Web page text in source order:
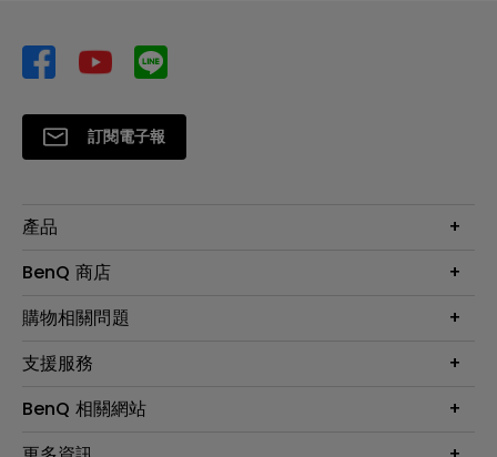
訂閱電子報
產品
大型液晶
投影機
智慧照明
專業拍物視訊鏡頭
BenQ 商店
最新產品與活動
尋找銷售據點
會員綁定LINE教學
購物相關問題
第一次購物就上手
延長保固購買
贈品兌換網站首頁
支援服務
服務公告
BenQ 相關網站
專業商用解決方案